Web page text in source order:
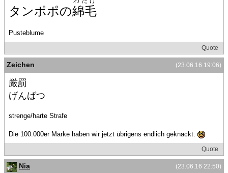
タンポポの綿毛
Pusteblume
Quote
(23.06.16 19:06)
Zeichen
厳罰
げんばつ
strenge/harte Strafe
Die 100.000er Marke haben wir jetzt übrigens endlich geknackt.
Quote
(23.06.16 22:50)
Nia